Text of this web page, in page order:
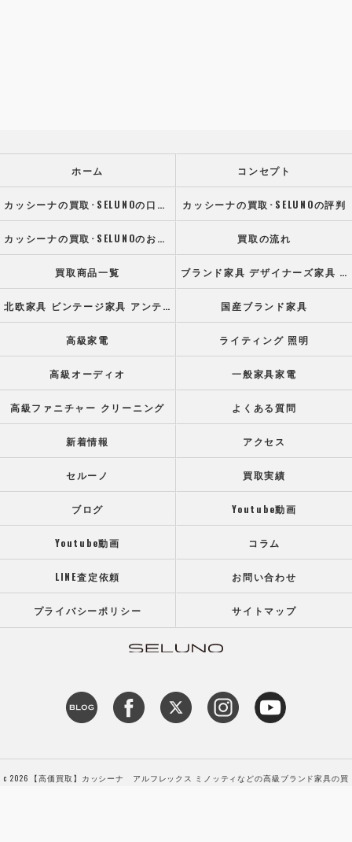
ホーム コンセプト
カッシーナの買取･SELUNOの口コミ情報 カッシーナの買取･SELUNOの評判
カッシーナの買取･SELUNOのお客様の声 買取の流れ
買取商品一覧 ブランド家具 デザイナーズ家具 高級オフィス家具
北欧家具 ビンテージ家具 アンティーク家具 国産ブランド家具
高級家電 ライティング 照明
高級オーディオ 一般家具家電
高級ファニチャー クリーニング よくある質問
新着情報 アクセス
セルーノ 買取実績
ブログ Youtube動画
Youtube動画 コラム
LINE査定依頼 お問い合わせ
プライバシーポリシー サイトマップ
c 2026 【高価買取】カッシーナ アルフレックス ミノッティなどの高級ブランド家具の買